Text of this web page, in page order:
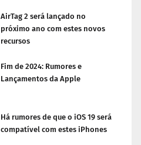
AirTag 2 será lançado no
próximo ano com estes novos
recursos
Fim de 2024: Rumores e
Lançamentos da Apple
Há rumores de que o iOS 19 será
compatível com estes iPhones